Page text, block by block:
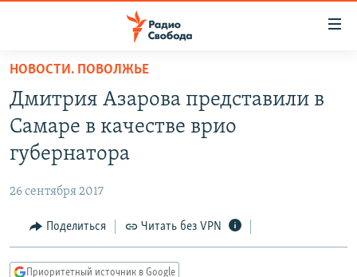
упрощенного
доступа
Вернуться
основному
Вернутся
ПОДКАСТЫ
АВТОРСКИЕ ПРОЕКТЫ
МНЕНИЯ
КУЛЬТУРА
НОВОСТИ. ПОВОЛЖЬЕ
Дмитрия Азарова представили в
Самаре в качестве врио
губернатора
26 сентября 2017
Поделиться Читать без VPN
Приоритетный источник в Google